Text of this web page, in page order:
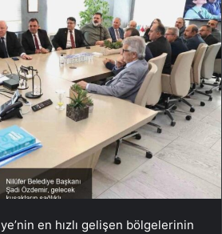
en hızlı gelişen bölgelerinin